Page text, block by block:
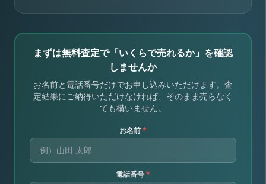
まずは無料査定で「いくらで売れるか」を確認
しませんか
お名前と電話番号だけでお申し込みいただけます。査
定結果にご納得いただけなければ、そのまま売らなく
ても構いません。
お名前*
電話番号*